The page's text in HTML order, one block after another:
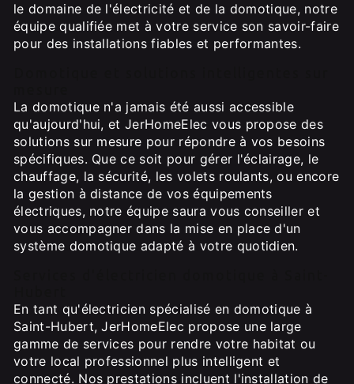
le domaine de l'électricité et de la domotique, notre
équipe qualifiée met à votre service son savoir-faire
pour des installations fiables et performantes.
La domotique n'a jamais été aussi accessible
qu'aujourd'hui, et JerHomeElec vous propose des
solutions sur mesure pour répondre à vos besoins
spécifiques. Que ce soit pour gérer l'éclairage, le
chauffage, la sécurité, les volets roulants, ou encore
la gestion à distance de vos équipements
électriques, notre équipe saura vous conseiller et
vous accompagner dans la mise en place d'un
système domotique adapté à votre quotidien.
En tant qu'électricien spécialisé en domotique à
Saint-Hubert, JerHomeElec propose une large
gamme de services pour rendre votre habitat ou
votre local professionnel plus intelligent et
connecté. Nos prestations incluent l'installation de